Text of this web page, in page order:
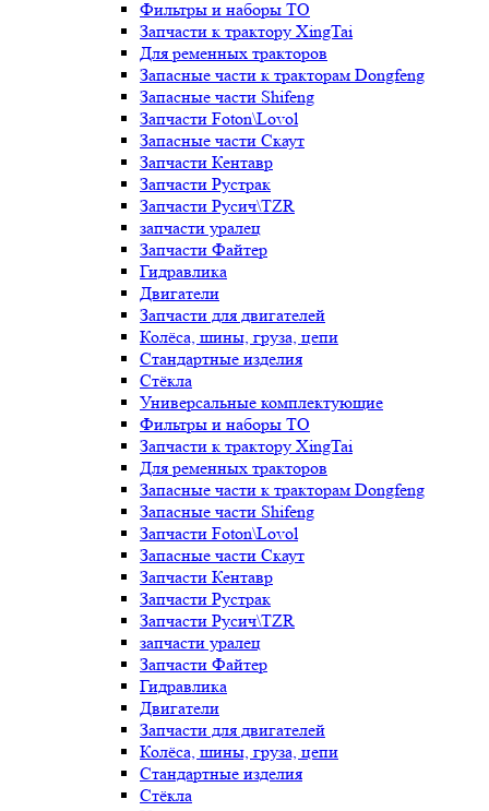
Фильтры и наборы ТО
Запчасти к трактору XingTai
Для ременных тракторов
Запасные части к тракторам Dongfeng
Запасные части Shifeng
Запчасти Foton\Lovol
Запасные части Скаут
Запчасти Кентавр
Запчасти Рустрак
Запчасти Русич\TZR
запчасти уралец
Запчасти Файтер
Гидравлика
Двигатели
Запчасти для двигателей
Колёса, шины, груза, цепи
Стандартные изделия
Стёкла
Универсальные комплектующие
Фильтры и наборы ТО
Запчасти к трактору XingTai
Для ременных тракторов
Запасные части к тракторам Dongfeng
Запасные части Shifeng
Запчасти Foton\Lovol
Запасные части Скаут
Запчасти Кентавр
Запчасти Рустрак
Запчасти Русич\TZR
запчасти уралец
Запчасти Файтер
Гидравлика
Двигатели
Запчасти для двигателей
Колёса, шины, груза, цепи
Стандартные изделия
Стёкла